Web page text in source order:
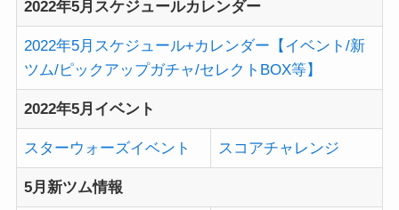
2022年5月スケジュールカレンダー
2022年5月スケジュール+カレンダー【イベント/新
ツム/ピックアップガチャ/セレクトBOX等】
2022年5月イベント
スターウォーズイベント スコアチャレンジ
5月新ツム情報